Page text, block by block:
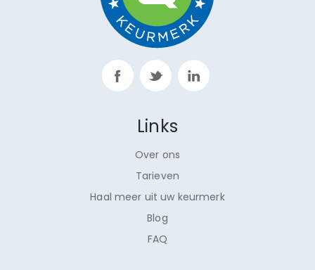
Links
Over ons
Tarieven
Haal meer uit uw keurmerk
Blog
FAQ